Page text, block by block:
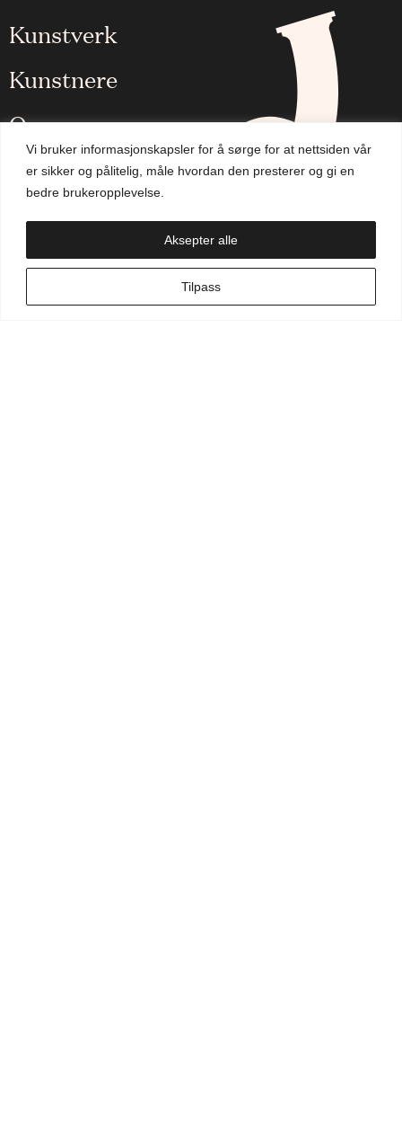
Vi bruker informasjonskapsler for å sørge for at nettsiden vår
er sikker og pålitelig, måle hvordan den presterer og gi en
bedre brukeropplevelse.
Tilpass
Aksepter alle
Kunstverk
Kunstnere
Om oss
Aktuelt
Handlekurv
NO